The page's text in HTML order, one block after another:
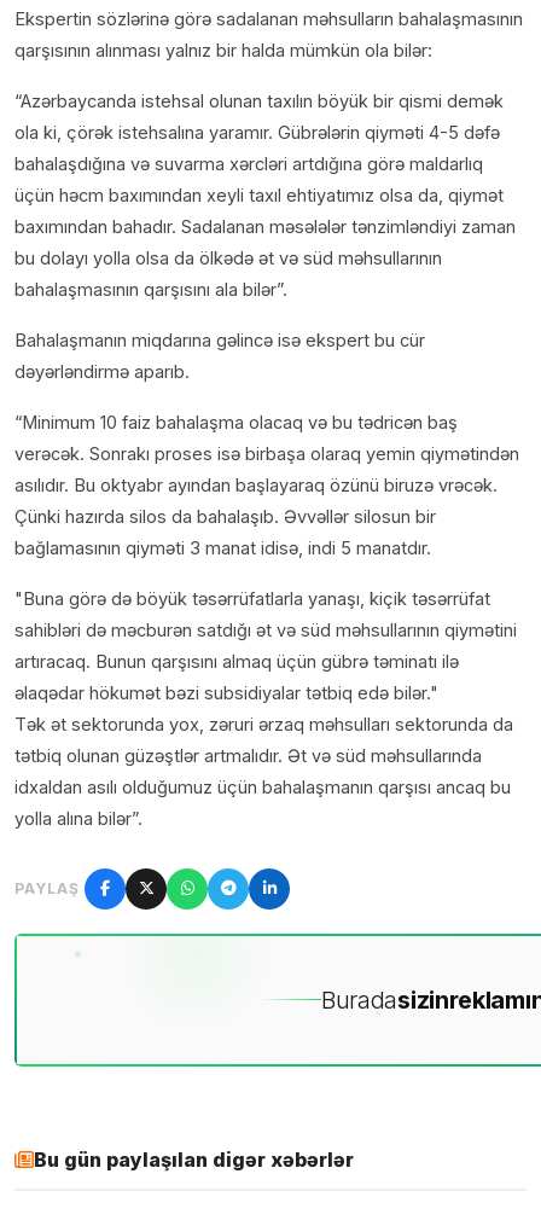
Ekspertin sözlərinə görə sadalanan məhsulların bahalaşmasının
qarşısının alınması yalnız bir halda mümkün ola bilər:
“Azərbaycanda istehsal olunan taxılın böyük bir qismi demək
ola ki, çörək istehsalına yaramır. Gübrələrin qiyməti 4-5 dəfə
bahalaşdığına və suvarma xərcləri artdığına görə maldarlıq
üçün həcm baxımından xeyli taxıl ehtiyatımız olsa da, qiymət
baxımından bahadır. Sadalanan məsələlər tənzimləndiyi zaman
bu dolayı yolla olsa da ölkədə ət və süd məhsullarının
bahalaşmasının qarşısını ala bilər”.
Bahalaşmanın miqdarına gəlincə isə ekspert bu cür
dəyərləndirmə aparıb.
“Minimum 10 faiz bahalaşma olacaq və bu tədricən baş
verəcək. Sonrakı proses isə birbaşa olaraq yemin qiymətindən
asılıdır. Bu oktyabr ayından başlayaraq özünü biruzə vrəcək.
Çünki hazırda silos da bahalaşıb. Əvvəllər silosun bir
bağlamasının qiyməti 3 manat idisə, indi 5 manatdır.
Buna görə də böyük təsərrüfatlarla yanaşı, kiçik təsərrüfat
sahibləri də məcburən satdığı ət və süd məhsullarının qiymətini
artıracaq. Bunun qarşısını almaq üçün gübrə təminatı ilə
əlaqədar hökumət bəzi subsidiyalar tətbiq edə bilər.
Tək ət sektorunda yox, zəruri ərzaq məhsulları sektorunda da
tətbiq olunan güzəştlər artmalıdır. Ət və süd məhsullarında
idxaldan asılı olduğumuz üçün bahalaşmanın qarşısı ancaq bu
yolla alına bilər”.
PAYLAŞ
Buradasizin
Bu gün paylaşılan digər xəbərlər